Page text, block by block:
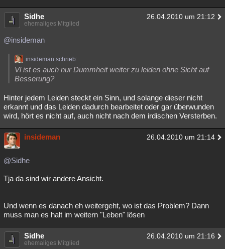
Sidhe 26.04.2010 um 21:12
ehemaliges Mitglied
@insideman
insideman schrieb:
Vl ist es auch nur Dummheit weiter zu leiden ohne Sicht auf
Besserung?
Hinter jedem Leiden steckt ein Sinn, und solange dieser nicht
erkannt und das Leiden dadurch bearbeitet oder gar überwunden
wird, hört es nicht auf, auch nicht nach dem irdischen Versterben.
insideman 26.04.2010 um 21:14
@Sidhe
Tja da sind wir andere Ansicht.
Und wenn es danach eh weitergeht, wo ist das Problem? Dann
muss man es halt im weitern "Leben" lösen
Sidhe 26.04.2010 um 21:16
ehemaliges Mitglied